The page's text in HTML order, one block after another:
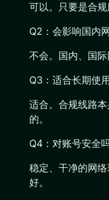
可以。只要是合规
Q2：会影响国内
不会。国内、国际
Q3：适合长期使
适合。合规线路
的。
Q4：对账号安全
稳定、干净的网
好。